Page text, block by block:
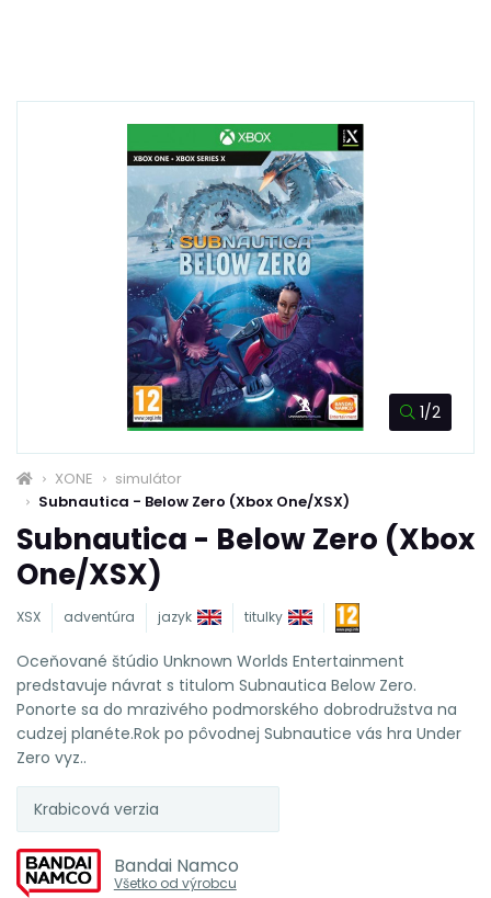
1/2
XONE
simulátor
Subnautica - Below Zero (Xbox One/XSX)
Subnautica - Below Zero (Xbox
One/XSX)
XSX adventúra jazyk titulky
Oceňované štúdio Unknown Worlds Entertainment
predstavuje návrat s titulom Subnautica Below Zero.
Ponorte sa do mrazivého podmorského dobrodružstva na
cudzej planéte.Rok po pôvodnej Subnautice vás hra Under
Zero vyz..
Krabicová verzia
Bandai Namco
Všetko od výrobcu